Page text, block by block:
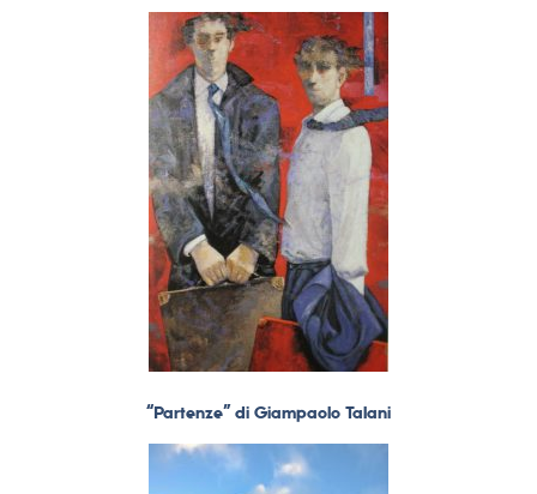
“Partenze” di Giampaolo Talani